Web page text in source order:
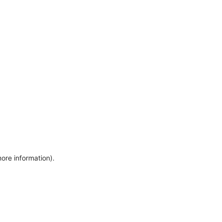
information).